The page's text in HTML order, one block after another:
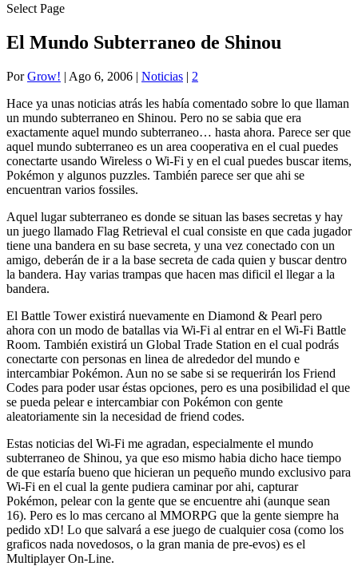
Select Page
El Mundo Subterraneo de Shinou
PorGrow! | Ago 6, 2006 | Noticias | 2
Hace ya unas noticias atrás les había comentado sobre lo que llaman
un mundo subterraneo en Shinou. Pero no se sabia que era
exactamente aquel mundo subterraneo… hasta ahora. Parece ser que
aquel mundo subterraneo es un area cooperativa en el cual puedes
conectarte usando Wireless o Wi-Fi y en el cual puedes buscar items,
Pokémon y algunos puzzles. También parece ser que ahi se
encuentran varios fossiles.
Aquel lugar subterraneo es donde se situan las bases secretas y hay
un juego llamado Flag Retrieval el cual consiste en que cada jugador
tiene una bandera en su base secreta, y una vez conectado con un
amigo, deberán de ir a la base secreta de cada quien y buscar dentro
la bandera. Hay varias trampas que hacen mas dificil el llegar a la
bandera.
El Battle Tower existirá nuevamente en Diamond & Pearl pero
ahora con un modo de batallas via Wi-Fi al entrar en el Wi-Fi Battle
Room. También existirá un Global Trade Station en el cual podrás
conectarte con personas en linea de alrededor del mundo e
intercambiar Pokémon. Aun no se sabe si se requerirán los Friend
Codes para poder usar éstas opciones, pero es una posibilidad el que
se pueda pelear e intercambiar con Pokémon con gente
aleatoriamente sin la necesidad de friend codes.
Estas noticias del Wi-Fi me agradan, especialmente el mundo
subterraneo de Shinou, ya que eso mismo habia dicho hace tiempo
de que estaría bueno que hicieran un pequeño mundo exclusivo para
Wi-Fi en el cual la gente pudiera caminar por ahi, capturar
Pokémon, pelear con la gente que se encuentre ahi (aunque sean
16). Pero es lo mas cercano al MMORPG que la gente siempre ha
pedido xD! Lo que salvará a ese juego de cualquier cosa (como los
graficos nada novedosos, o la gran mania de pre-evos) es el
Multiplayer On-Line.